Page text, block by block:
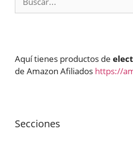
Aquí tienes productos de
de Amazon Afiliados https://
Secciones